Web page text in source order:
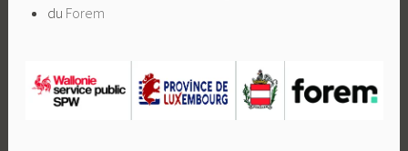
du Forem